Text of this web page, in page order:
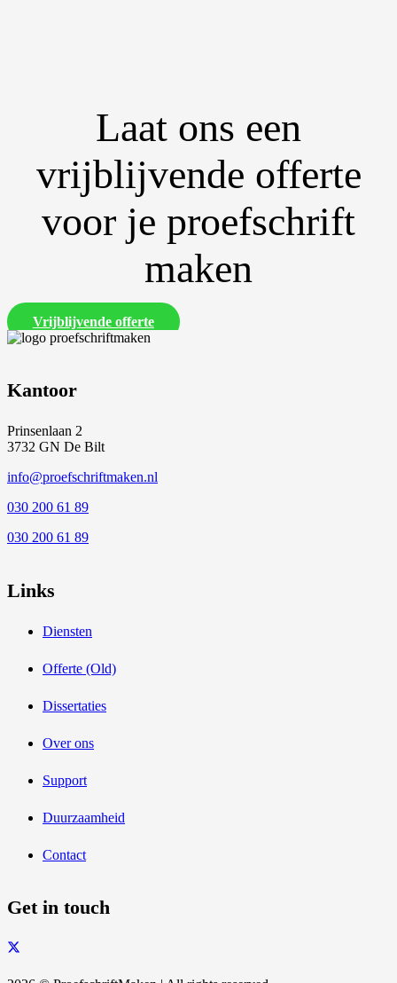
Laat ons een
vrijblijvende offerte
voor je proefschrift
maken
Vrijblijvende offerte
Kantoor
Prinsenlaan 2
3732 GN De Bilt
info@proefschriftmaken.nl
030 200 61 89
030 200 61 89
Links
Diensten
Offerte (Old)
Dissertaties
Over ons
Support
Duurzaamheid
Contact
Get in touch